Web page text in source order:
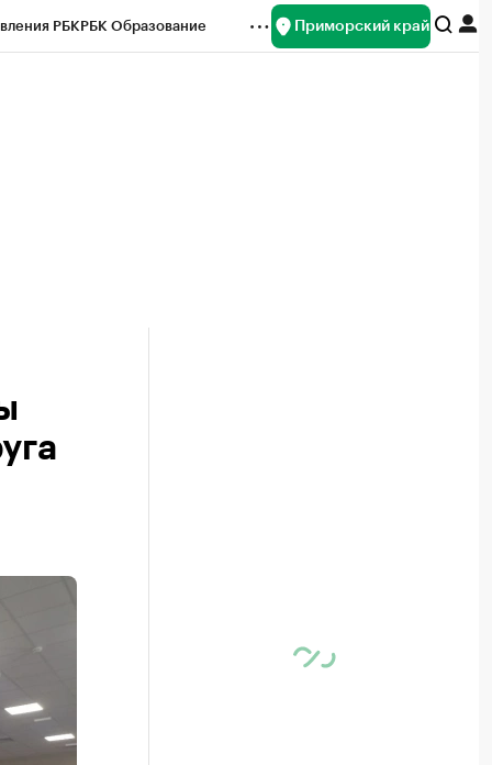
РБКРБК Образование Приморский край